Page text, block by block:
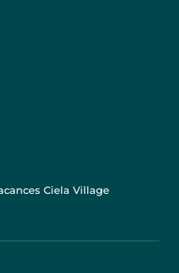
Ciela Village